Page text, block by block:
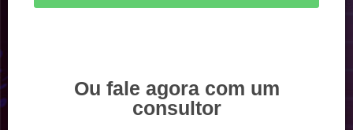
Ou fale agora com um
consultor